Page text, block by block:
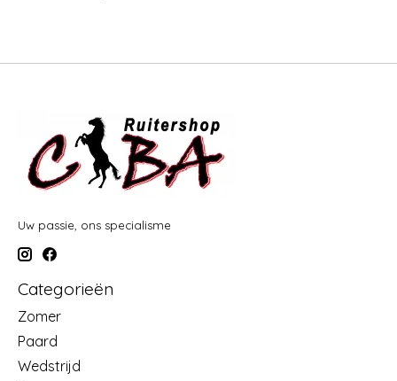
Uw passie, ons specialisme
Categorieën
Zomer
Paard
Wedstrijd